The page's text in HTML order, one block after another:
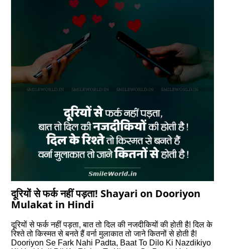
दूरियों से फर्क नहीं पड़ता! Shayari on Dooriyon
Mulakat in Hindi
दूरियों से फर्क नहीं पड़ता, बात तो दिल की नजदीकियों की होती है! दिल के
रिश्ते तो किस्मत से बनते हैं वर्ना मुलाकात तो जाने कितनों से होती है!
Dooriyon Se Fark Nahi Padta, Baat To Dilo Ki Nazdikiyo